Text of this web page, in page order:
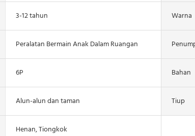
3-12 tahun Warna
Peralatan Bermain Anak Dalam Ruangan
6P Bahan
Alun-alun dan taman Tiup
Henan, Tiongkok